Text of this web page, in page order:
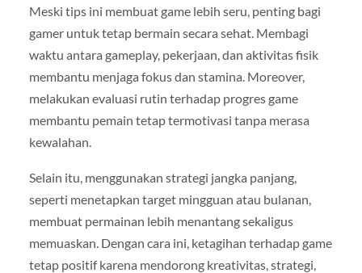
Meski tips ini membuat game lebih seru, penting bagi
gamer untuk tetap bermain secara sehat. Membagi
waktu antara gameplay, pekerjaan, dan aktivitas fisik
membantu menjaga fokus dan stamina. Moreover,
melakukan evaluasi rutin terhadap progres game
membantu pemain tetap termotivasi tanpa merasa
kewalahan.
Selain itu, menggunakan strategi jangka panjang,
seperti menetapkan target mingguan atau bulanan,
membuat permainan lebih menantang sekaligus
memuaskan. Dengan cara ini, ketagihan terhadap game
tetap positif karena mendorong kreativitas, strategi,